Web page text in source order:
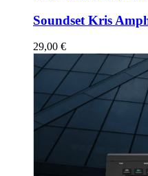
Soundset Kris
29,00 €